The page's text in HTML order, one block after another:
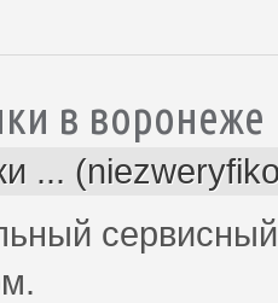
в воронеже
...